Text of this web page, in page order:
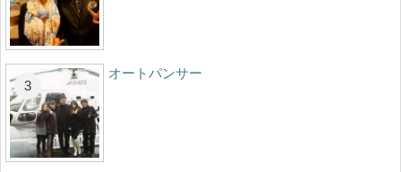
オートパンサー